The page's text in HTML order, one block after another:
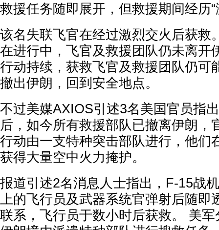
救援任务随即展开，但救援期间经历“
该名失联飞官在经过激烈交火后获救
在进行中，飞官及救援团队仍未离开
行动持续，获救飞官及救援团队仍可
撤出伊朗，回到安全地点。
不过美媒AXIOS引述3名美国官员指
后，如今所有救援部队已撤离伊朗，
行动由一支特种突击部队进行，他们
获得大量空中火力掩护。
报道引述2名消息人士指出，F-15战
上的飞行员及武器系统官弹射后随即
联系，飞行员于数小时后获救。 美